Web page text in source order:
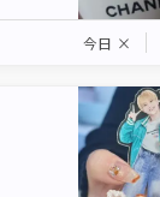
今日 ×